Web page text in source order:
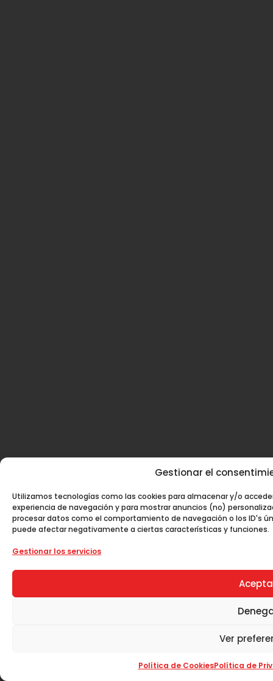
Gestionar el
Utilizamos tecnologías como las cookies para almacenar y/o
experiencia de navegación y para mostrar anuncios (no)
procesar datos como el comportamiento de navegación o los ID's
puede afectar negativamente a ciertas características y funciones.
Gestionar los servicios
Ver
Política de CookiesPolítica de